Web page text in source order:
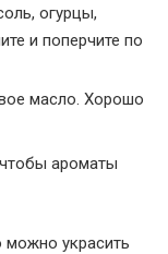
огурцы,
и поперчите по
масло. Хорошо
чтобы ароматы
можно украсить